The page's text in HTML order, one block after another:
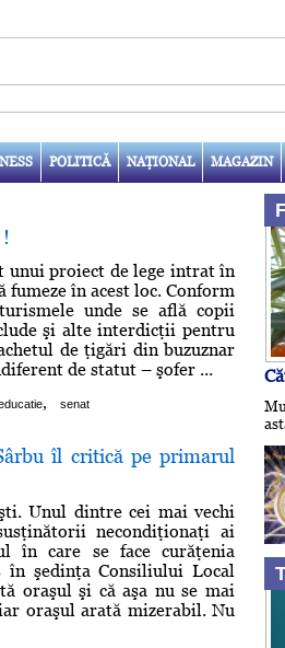
POLITICĂ NAŢIONAL MAGAZIN
proiect de lege intrat în
fumeze în acest loc. Conform
unde se află copii
şi alte interdicţii pentru
de ţigări din buzuznar
de statut – şofer ...
, senat
îl critică pe primarul
Unul dintre cei mai vechi
necondiţionaţi ai
în care se face curăţenia
în şedinţa Consiliului Local
oraşul şi că aşa nu se mai
oraşul arată mizerabil. Nu